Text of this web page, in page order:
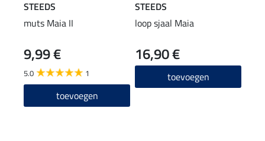
STEEDS
muts Maia II
9,99 €
5.0 1
toevoegen
STEEDS
loop sjaal Maia
16,90 €
toevoegen